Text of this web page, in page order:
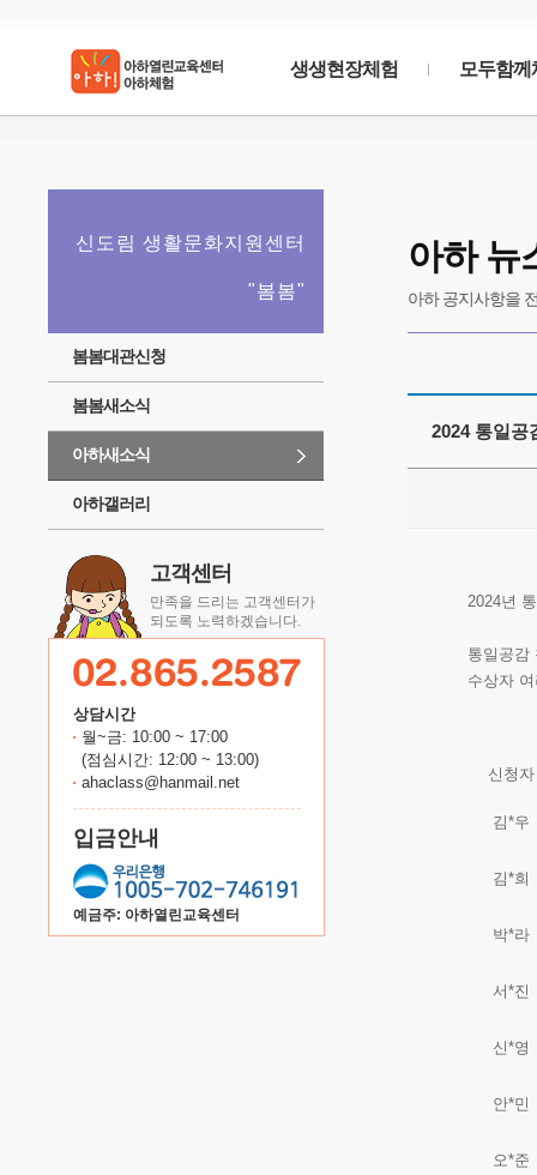
생생현장체험 모두함께
커뮤니티에 들어갈1줄짜리간단한문구가 필요합니
신도림 생활문화지원센터
"봄봄"
봄봄대관신청
봄봄새소식
아하새소식
아하갤러리
고객센터
만족을 드리는 고객센터가
되도록 노력하겠습니다.
상담시간
월~금: 10:00 ~ 17:00
(점심시간: 12:00 ~ 13:00)
ahaclass@hanmail.net
입금안내
예금주: 아하열린교육센터
아하 뉴
아하 공지사항을
2024 통일공
2024년
통일공감
수상자
신청자
김*우
김*희
박*라
서*진
신*영
안*민
오*준